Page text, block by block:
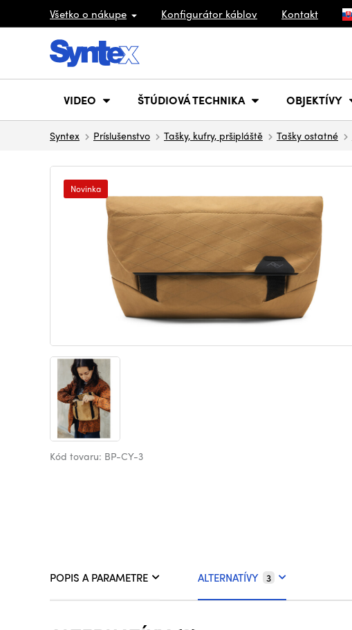
Všetko o nákupe Konfigurátor káblov Kontakt
VIDEO ŠTÚDIOVÁ TECHNIKA OBJEKTÍVY
Syntex Príslušenstvo Tašky, kufry, pršipláště Tašky ostatné
Novinka
Kód tovaru: BP-CY-3
POPIS A PARAMETRE ALTERNATÍVY 3